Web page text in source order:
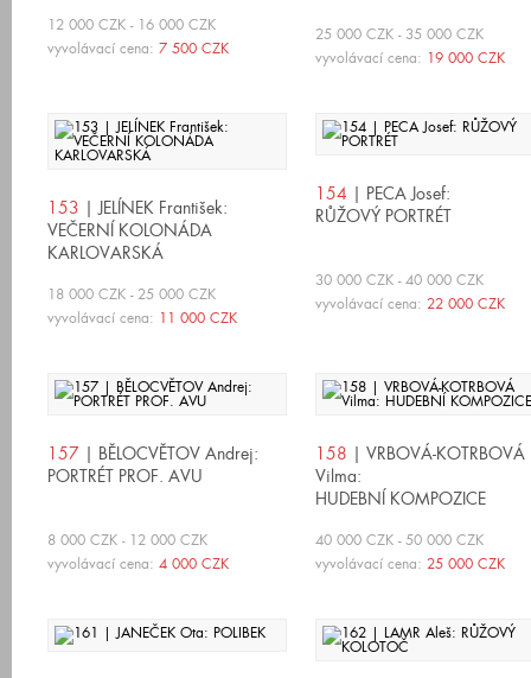
12 000 CZK - 16 000 CZK
vyvolávací cena: 7 500 CZK
25 000 CZK - 35 000 CZK
vyvolávací cena: 19 000 CZK
153 | JELÍNEK František:
VEČERNÍ KOLONÁDA
KARLOVARSKÁ
18 000 CZK - 25 000 CZK
vyvolávací cena: 11 000 CZK
154 | PECA Josef:
RŮŽOVÝ PORTRÉT
30 000 CZK - 40 000 CZK
vyvolávací cena: 22 000 CZK
157 | BĚLOCVĚTOV Andrej:
PORTRÉT PROF. AVU
8 000 CZK - 12 000 CZK
vyvolávací cena: 4 000 CZK
158 | VRBOVÁ-KOTRBOVÁ
Vilma:
HUDEBNÍ KOMPOZICE
40 000 CZK - 50 000 CZK
vyvolávací cena: 25 000 CZK